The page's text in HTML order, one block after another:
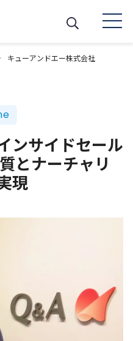
キューアンドエー株式会社
ンサイドセール
とナーチャリ
現